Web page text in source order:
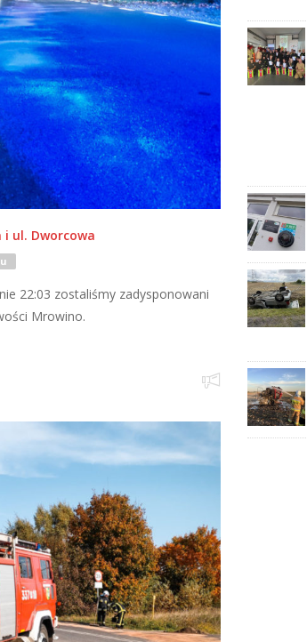
i ul. Dworcowa
22:03 zostaliśmy zadysponowani
Mrowino.